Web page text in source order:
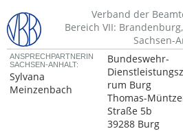
Verband der
Bereich VII:
Sachsen-
ANSPRECHPARTNERIN
SACHSEN-ANHALT:
Sylvana
Meinzenbach
Bundeswehr-
rum Burg
Thomas-
Straße 5b
39288 Burg